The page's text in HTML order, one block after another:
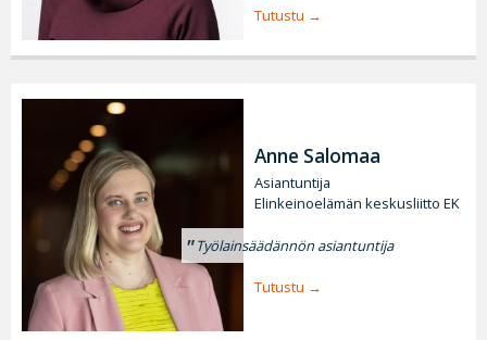
Tutustu
Anne Salomaa
Asiantuntija
Elinkeinoelämän keskusliitto EK
Työlainsäädännön asiantuntija
Tutustu